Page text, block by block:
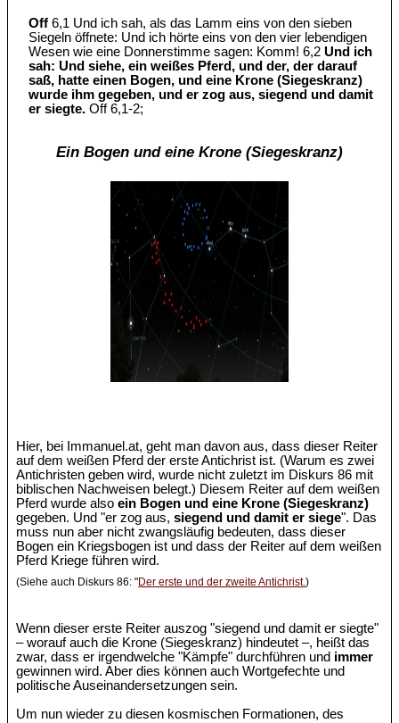
Off 6,1 Und ich sah, als das Lamm eins von den sieben
Siegeln öffnete: Und ich hörte eins von den vier lebendigen
Wesen wie eine Donnerstimme sagen: Komm! 6,2Und ich
sah: Und siehe, ein weißes Pferd, und der, der darauf
saß, hatte einen Bogen, und eine Krone (Siegeskranz)
wurde ihm gegeben, und er zog aus, siegend und damit
er siegte. Off 6,1-2;
Ein Bogen und eine Krone (Siegeskranz)
Hier, bei Immanuel.at, geht man davon aus, dass dieser Reiter
auf dem weißen Pferd der erste Antichrist ist. (Warum es zwei
Antichristen geben wird, wurde nicht zuletzt im Diskurs 86 mit
biblischen Nachweisen belegt.) Diesem Reiter auf dem weißen
Pferd wurde alsoein Bogen und eine Krone (Siegeskranz)
gegeben. Und "er zog aus,siegend und damit er siege". Das
muss nun aber nicht zwangsläufig bedeuten, dass dieser
Bogen ein Kriegsbogen ist und dass der Reiter auf dem weißen
Pferd Kriege führen wird.
(Siehe auch Diskurs 86: "Der erste und der zweite Antichrist.)
Wenn dieser erste Reiter auszog "siegend und damit er siegte"
– worauf auch die Krone (Siegeskranz) hindeutet –, heißt das
zwar, dass er irgendwelche "Kämpfe" durchführen und immer
gewinnen wird. Aber dies können auch Wortgefechte und
politische Auseinandersetzungen sein.
Um nun wieder zu diesen kosmischen Formationen, des